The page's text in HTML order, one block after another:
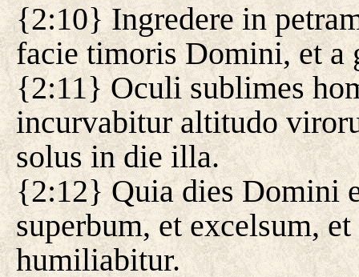
{2:10} Ingredere in
facie timoris Domini, et a
{2:11} Oculi sublimes
incurvabitur altitudo
solus in die illa.
{2:12} Quia dies Domini
superbum, et excelsum,
humiliabitur.